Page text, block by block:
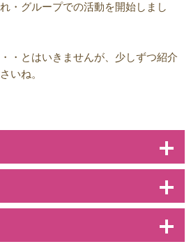
・グループでの活動を開始しまし
・とはいきませんが、少しずつ紹介
いね。